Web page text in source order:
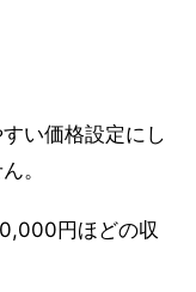
い価格設定にし
。
円ほどの収